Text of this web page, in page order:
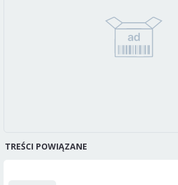
TREŚCI POWIĄZANE